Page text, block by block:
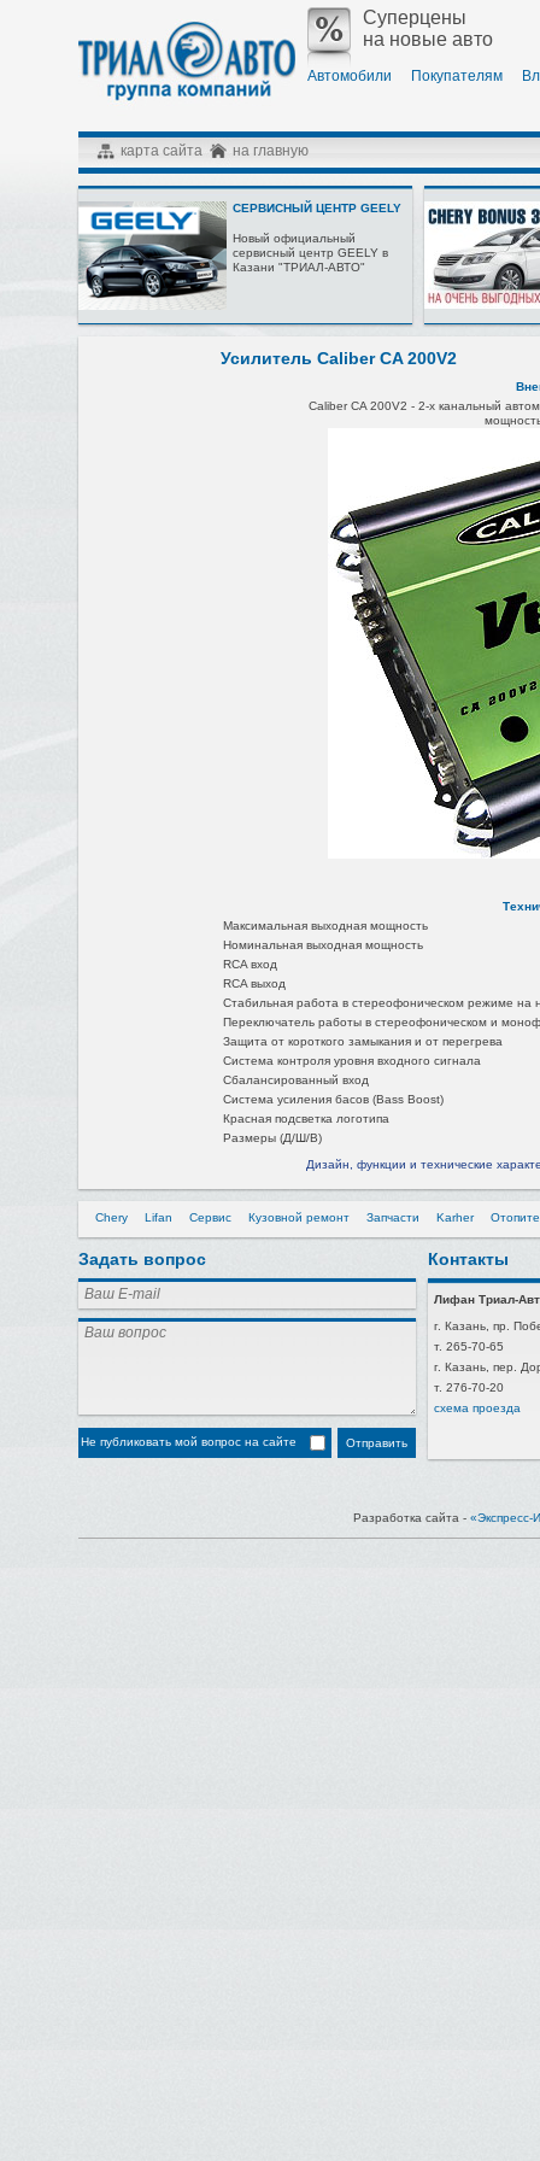
Суперцены
на новые авто
Автомобили Покупателям
карта сайта на главную
СЕРВИСНЫЙ ЦЕНТР GEELY
Новый официальный
сервисный центр GEELY в
Казани "ТРИАЛ-АВТО"
Усилитель Caliber CA 200V2
Caliber CA 200V2 - 2-х канальный
Максимальная выходная мощность
Номинальная выходная мощность
RCA вход
RCA выход
Стабильная работа в стереофоническом режиме на
Переключатель работы в стереофоническом и
Защита от короткого замыкания и от перегрева
Система контроля уровня входного сигнала
Сбалансированный вход
Система усиления басов (Bass Boost)
Красная подсветка логотипа
Размеры (Д/Ш/В)
Дизайн, функции и технические
Chery Lifan Сервис Кузовной ремонт Запчасти Karher
Задать вопрос
Не публиковать мой вопрос на сайте
Контакты
Лифан Триал-
г. Казань, пр.
т. 265-70-65
г. Казань, пер.
т. 276-70-20
схема проезда
Разработка сайта - «Экспресс-